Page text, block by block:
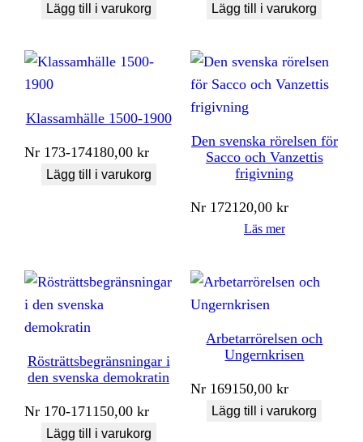
Lägg till i varukorg Lägg till i varukorg
Klassamhälle 1500-1900
Nr 173-174180,00kr
Lägg till i varukorg
Den svenska rörelsen för
Sacco och Vanzettis
frigivning
Nr 172120,00kr
Läs mer
Rösträttsbegränsningar i
den svenska demokratin
Nr 170-171 150,00kr
Lägg till i varukorg
Arbetarrörelsen och
Ungernkrisen
Nr 169150,00kr
Lägg till i varukorg